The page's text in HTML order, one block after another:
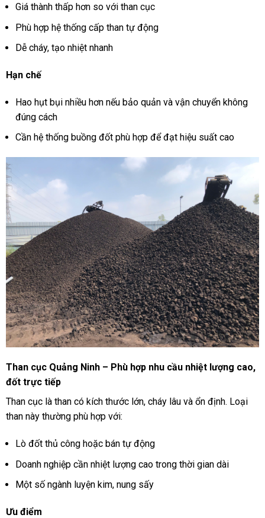
Giá thành thấp hơn so với than cục
Phù hợp hệ thống cấp than tự động
Dễ cháy, tạo nhiệt nhanh
Hạn chế
Hao hụt bụi nhiều hơn nếu bảo quản và vận chuyển không
đúng cách
Cần hệ thống buồng đốt phù hợp để đạt hiệu suất cao
Than cục Quảng Ninh – Phù hợp nhu cầu nhiệt lượng cao,
đốt trực tiếp
Than cục là than có kích thước lớn, cháy lâu và ổn định. Loại
than này thường phù hợp với:
Lò đốt thủ công hoặc bán tự động
Doanh nghiệp cần nhiệt lượng cao trong thời gian dài
Một số ngành luyện kim, nung sấy
Ưu điểm